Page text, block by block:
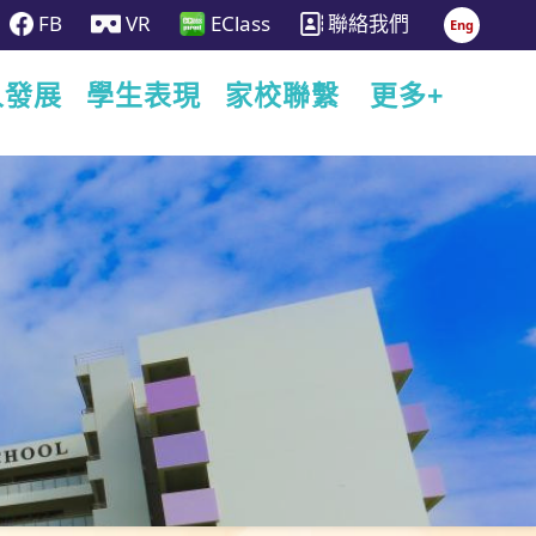
FB VR EClass 聯絡我們 Eng
展 學生表現 家校聯繫 更多+